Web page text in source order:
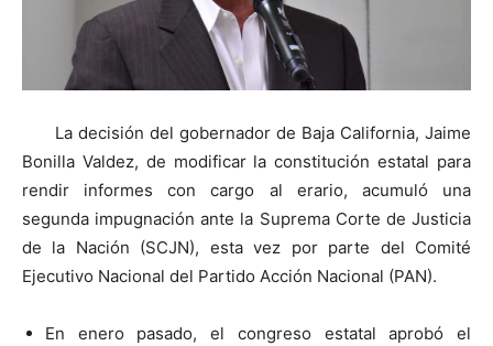
La decisión del gobernador de Baja California, Jaime
Bonilla Valdez, de modificar la constitución estatal para
rendir informes con cargo al erario, acumuló una
segunda impugnación ante la Suprema Corte de Justicia
de la Nación (SCJN), esta vez por parte del Comité
Ejecutivo Nacional del Partido Acción Nacional (PAN).
En enero pasado, el congreso estatal aprobó el